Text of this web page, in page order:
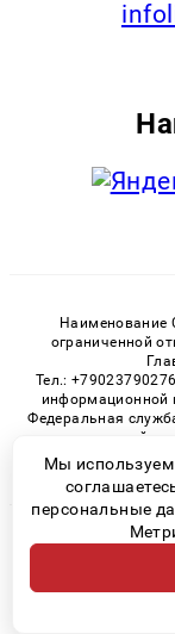
Наименование
ограниченной
Тел.:
информационной
Федеральная
технологий
© 2026
Мы
персональные